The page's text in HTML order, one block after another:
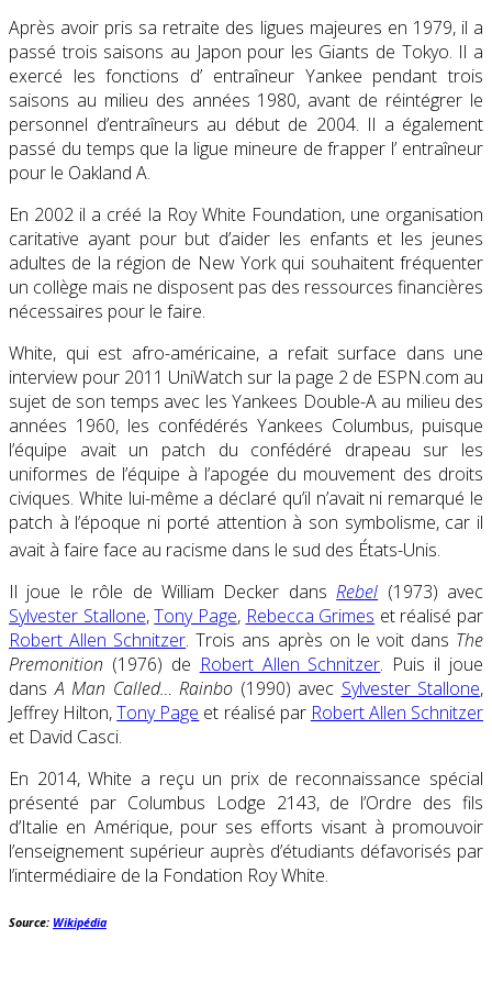
Après avoir pris sa retraite des ligues majeures en 1979, il a
passé trois saisons au Japon pour les Giants de Tokyo. Il a
exercé les fonctions d’ entraîneur Yankee pendant trois
saisons au milieu des années 1980, avant de réintégrer le
personnel d’entraîneurs au début de 2004. Il a également
passé du temps que la ligue mineure de frapper l’ entraîneur
pour le Oakland A.
En 2002 il a créé la Roy White Foundation, une organisation
caritative ayant pour but d’aider les enfants et les jeunes
adultes de la région de New York qui souhaitent fréquenter
un collège mais ne disposent pas des ressources financières
nécessaires pour le faire.
White, qui est afro-américaine, a refait surface dans une
interview pour 2011 UniWatch sur la page 2 de ESPN.com au
sujet de son temps avec les Yankees Double-A au milieu des
années 1960, les confédérés Yankees Columbus, puisque
l’équipe avait un patch du confédéré drapeau sur les
uniformes de l’équipe à l’apogée du mouvement des droits
civiques. White lui-même a déclaré qu’il n’avait ni remarqué le
patch à l’époque ni porté attention à son symbolisme, car il
avait à faire face au racisme dans le sud des États-Unis.
Il joue le rôle de William Decker dansRebel (1973) avec
Sylvester Stallone,Tony Page, Rebecca Grimes et réalisé par
Robert Allen Schnitzer. Trois ans après on le voit dans The
Premonition (1976) de Robert Allen Schnitzer. Puis il joue
dansA Man Called… Rainbo (1990) avec Sylvester Stallone,
Jeffrey Hilton,Tony Page et réalisé par Robert Allen Schnitzer
et David Casci.
En 2014, White a reçu un prix de reconnaissance spécial
présenté par Columbus Lodge 2143, de l’Ordre des fils
d’Italie en Amérique, pour ses efforts visant à promouvoir
l’enseignement supérieur auprès d’étudiants défavorisés par
l’intermédiaire de la Fondation Roy White.
Source: Wikipédia